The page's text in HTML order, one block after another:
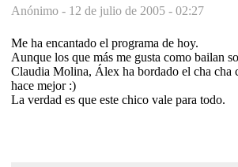
Anónimo - 12 de julio de 2005 - 02:27
Me ha encantado el programa de hoy.
Aunque los que más me gusta como bailan
Claudia Molina, Álex ha bordado el cha cha
hace mejor :)
La verdad es que este chico vale para todo.